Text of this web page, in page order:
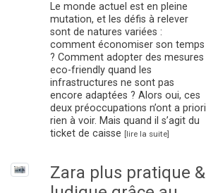
Le monde actuel est en pleine
mutation, et les défis à relever
sont de natures variées :
comment économiser son temps
? Comment adopter des mesures
eco-friendly quand les
infrastructures ne sont pas
encore adaptées ? Alors oui, ces
deux préoccupations n’ont a priori
rien à voir. Mais quand il s’agit du
ticket de caisse [lire la suite]
Zara plus pratique &